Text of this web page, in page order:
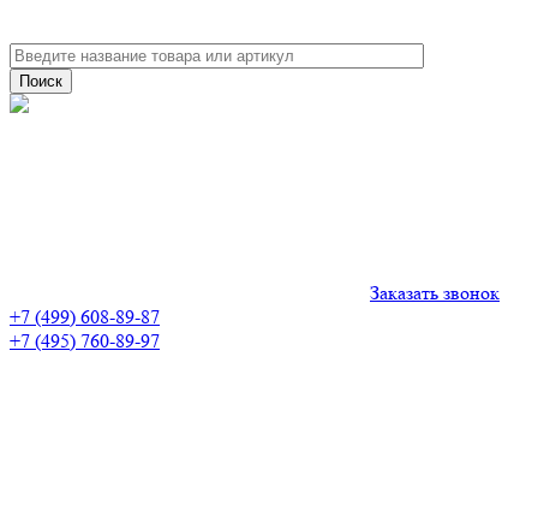
Заказать звонок
+7 (499) 608-89-87
+7 (495) 760-89-97